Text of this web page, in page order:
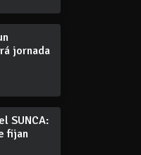
jornada
SUNCA:
fijan